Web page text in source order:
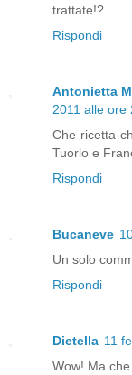
trattate!?
Rispondi
Antonietta
2011 alle ore
Che ricetta
Tuorlo e
Rispondi
Bucaneve
Un solo
Rispondi
Dietella 11
Wow! Ma